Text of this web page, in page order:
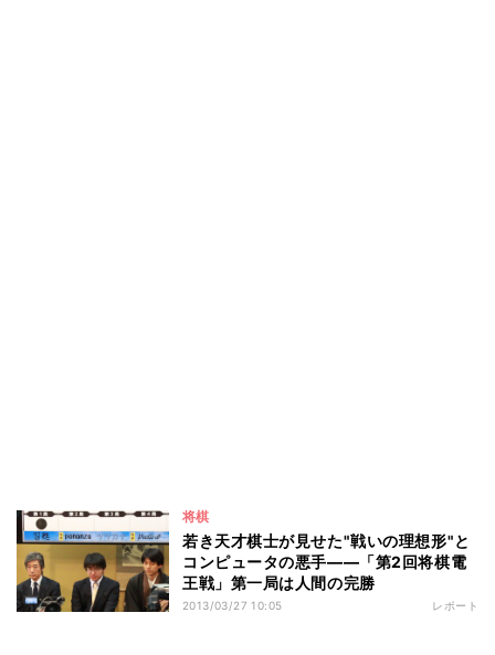
将棋
若き天才棋士が見せた"戦いの理想形"と
コンピュータの悪手――「第2回将棋電
王戦」第一局は人間の完勝
2013/03/27 10:05 レポート